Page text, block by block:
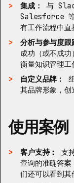
集成：
与
Salesforce 等
有工作流程中直
分析与参与度跟
成功（或不成
衡量知识管理工
自定义品牌：
其品牌形象，创
使用案例
客户支持：
支
查询的准确答
们还可以看到其